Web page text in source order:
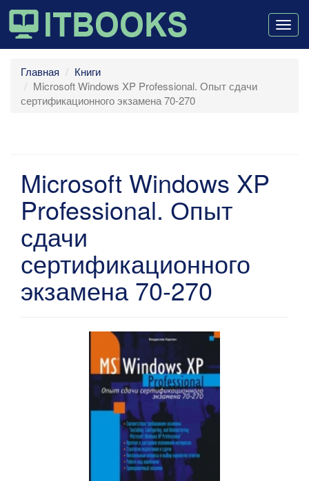
Главная
Книги
Microsoft Windows XP Professional. Опыт сдачи
сертификационного экзамена 70-270
Microsoft Windows XP
Professional. Опыт
сдачи
сертификационного
экзамена 70-270